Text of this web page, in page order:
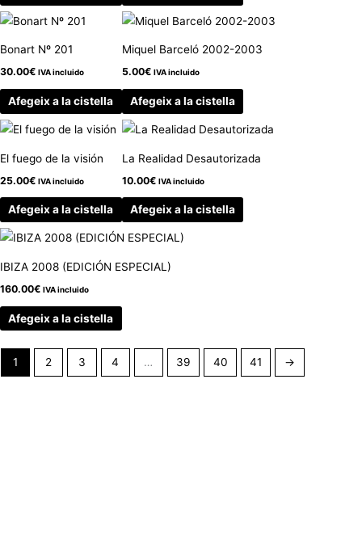
Bonart Nº 201
30.00€ IVA incluido
Afegeix a la cistella
Miquel Barceló 2002-2003
5.00€ IVA incluido
Afegeix a la cistella
El fuego de la visión
25.00€ IVA incluido
Afegeix a la cistella
La Realidad Desautorizada
10.00€ IVA incluido
Afegeix a la cistella
IBIZA 2008 (EDICIÓN ESPECIAL)
160.00€ IVA incluido
Afegeix a la cistella
1 2 3 4 … 39 40 41 →